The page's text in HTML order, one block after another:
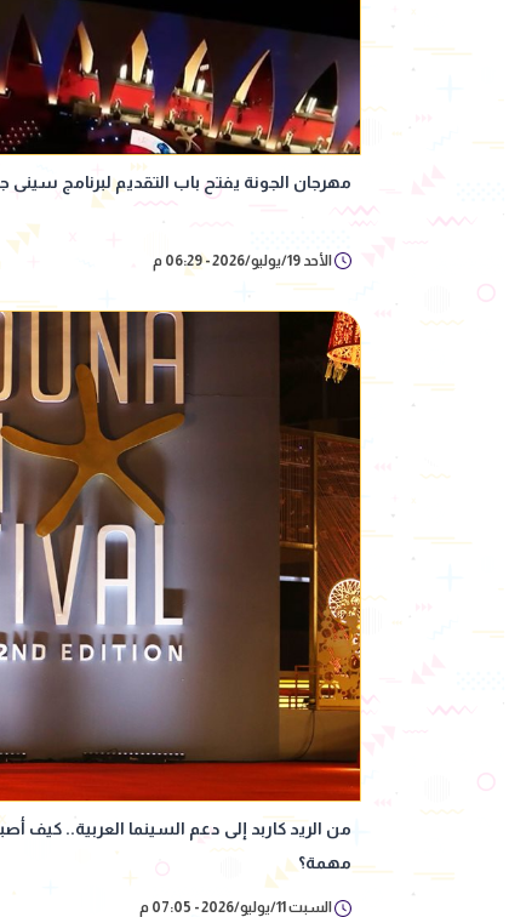
مهرجان الجونة يفتح باب التقديم لبرنامج سينى
الأحد 19/يوليو/2026 - 06:29 م
من الريد كاربد إلى دعم السينما العربية.. كيف
مهمة؟
السبت 11/يوليو/2026 - 07:05 م